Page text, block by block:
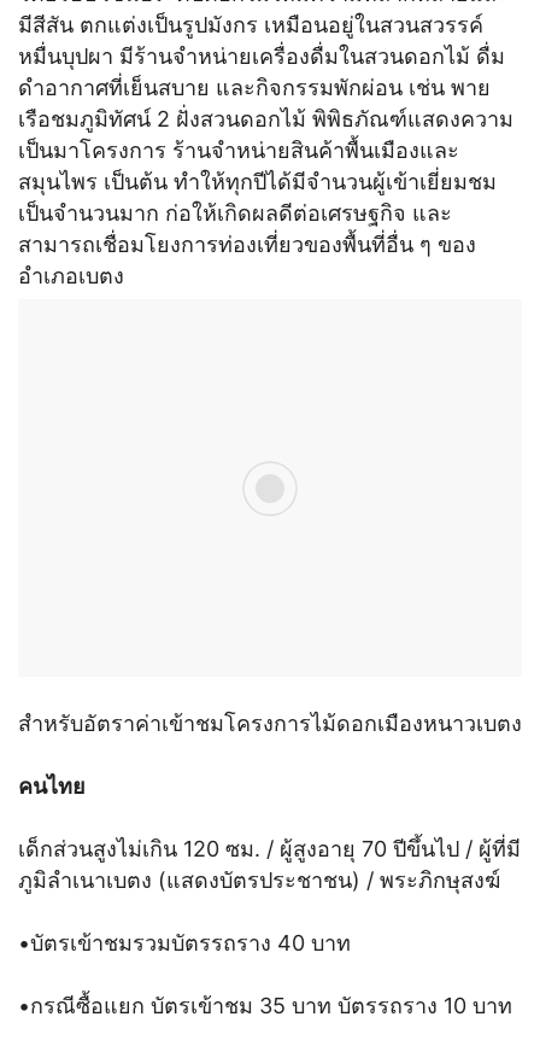
มีสีสัน ตกแต่งเป็นรูปมังกร เหมือนอยู่ในสวนสวรรค์
หมื่นบุปผา มีร้านจำหน่ายเครื่องดื่มในสวนดอกไม้ ดื่ม
ดำอากาศที่เย็นสบาย และกิจกรรมพักผ่อน เช่น พาย
เรือชมภูมิทัศน์ 2 ฝั่งสวนดอกไม้ พิพิธภัณฑ์แสดงความ
เป็นมาโครงการ ร้านจำหน่ายสินค้าพื้นเมืองและ
สมุนไพร เป็นต้น ทำให้ทุกปีได้มีจำนวนผู้เข้าเยี่ยมชม
เป็นจำนวนมาก ก่อให้เกิดผลดีต่อเศรษฐกิจ และ
สามารถเชื่อมโยงการท่องเที่ยวของพื้นที่อื่น ๆ ของ
อำเภอเบตง
สำหรับอัตราค่าเข้าชมโครงการไม้ดอกเมืองหนาวเบตง
คนไทย
เด็กส่วนสูงไม่เกิน 120 ซม. / ผู้สูงอายุ 70 ปีขึ้นไป / ผู้ที่มี
ภูมิลำเนาเบตง (แสดงบัตรประชาชน) / พระภิกษุสงฆ์
•บัตรเข้าชมรวมบัตรรถราง 40 บาท
•กรณีซื้อแยก บัตรเข้าชม 35 บาท บัตรรถราง 10 บาท